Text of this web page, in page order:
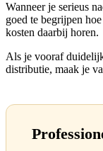
Wanneer je serieus
goed te begrijpen
kosten daarbij horen.
Als je vooraf
distributie, maak je